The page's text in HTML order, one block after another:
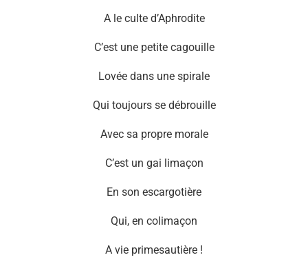
A le culte d’Aphrodite
C’est une petite cagouille
Lovée dans une spirale
Qui toujours se débrouille
Avec sa propre morale
C’est un gai limaçon
En son escargotière
Qui, en colimaçon
A vie primesautière !